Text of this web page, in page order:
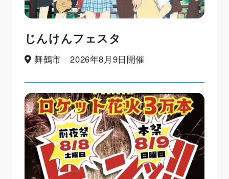
じんけんフェスタ
舞鶴市 2026年8月9日開催